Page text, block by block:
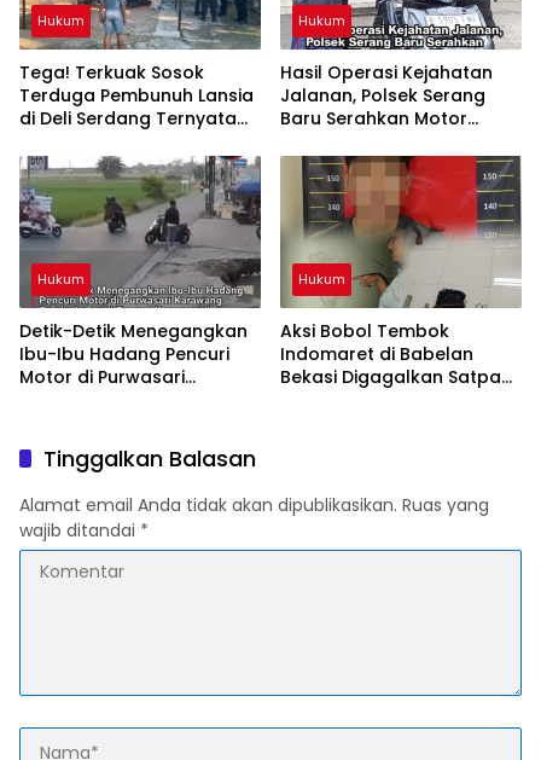
Hukum
Tega! Terkuak Sosok
Terduga Pembunuh Lansia
di Deli Serdang Ternyata
Korban
Hukum
Hasil Operasi Kejahatan
Jalanan, Polsek Serang
Baru Serahkan Motor
Hukum
Detik-Detik Menegangkan
Ibu-Ibu Hadang Pencuri
Motor di Purwasari
Hukum
Aksi Bobol Tembok
Indomaret di Babelan
Bekasi Digagalkan Satpam
Tinggalkan Balasan
Alamat email Anda tidak akan dipublikasikan. Ruas yang
wajib ditandai *